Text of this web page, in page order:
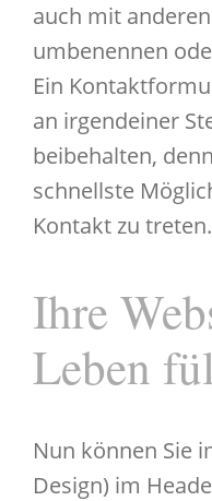
auch mit
umbenennen
Ein
an irgendeiner
beibehalten,
schnellste
Kontakt zu treten.
Ihre
Leben
Nun können Sie
Design) im